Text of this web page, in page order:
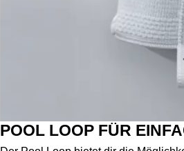
POOL LOOP FÜR